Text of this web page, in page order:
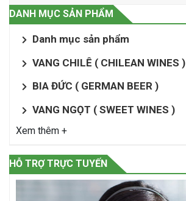
DANH MỤC SẢN PHẨM
Danh mục sản phẩm
VANG CHILÊ ( CHILEAN WINES )
BIA ĐỨC ( GERMAN BEER )
VANG NGỌT ( SWEET WINES )
Xem thêm +
HỖ TRỢ TRỰC TUYẾN